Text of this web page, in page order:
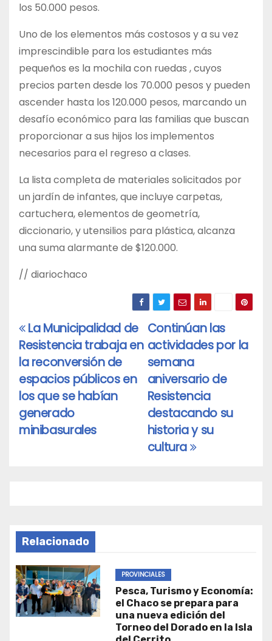
los 50.000 pesos.
Uno de los elementos más costosos y a su vez
imprescindible para los estudiantes más
pequeños es la mochila con ruedas , cuyos
precios parten desde los 70.000 pesos y pueden
ascender hasta los 120.000 pesos, marcando un
desafío económico para las familias que buscan
proporcionar a sus hijos los implementos
necesarios para el regreso a clases.
La lista completa de materiales solicitados por
un jardín de infantes, que incluye carpetas,
cartuchera, elementos de geometría,
diccionario, y utensilios para plástica, alcanza
una suma alarmante de $120.000.
// diariochaco
Navegación
de
entradas
Continúan las
actividades por la
semana
aniversario de
Resistencia
destacando su
historia y su
cultura
La Municipalidad de
Resistencia trabaja en
la reconversión de
espacios públicos en
los que se habían
generado
minibasurales
Relacionado
PROVINCIALES
Pesca, Turismo y Economía:
el Chaco se prepara para
una nueva edición del
Torneo del Dorado en la Isla